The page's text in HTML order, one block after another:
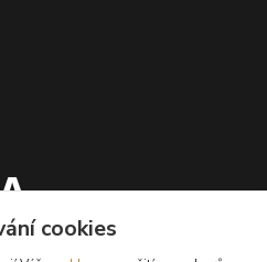
cookies